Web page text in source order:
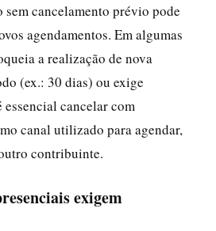
cancelamento prévio pode
agendamentos. Em algumas
a realização de nova
(ex.: 30 dias) ou exige
cancelar com
canal utilizado para agendar,
contribuinte.
exigem